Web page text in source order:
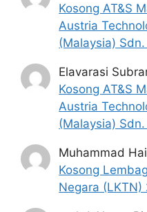
Kosong AT&S
Austria
(Malaysia)
Elavarasi
Kosong AT&S
Austria
(Malaysia)
Muhammad
Kosong
Negara (LKTN)